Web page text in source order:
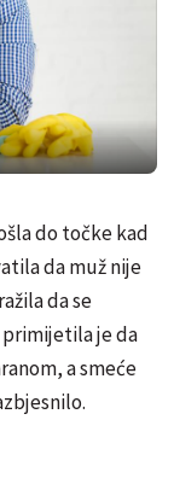
do točke kad
da muž nije
da se
primijetila je da
a smeće